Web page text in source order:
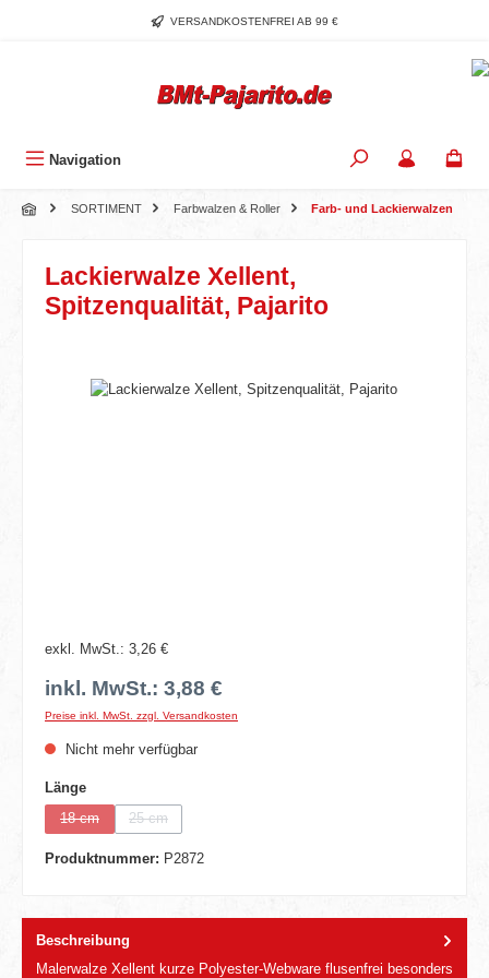
Zum Hauptinhalt springenVERSANDKOSTENFREI AB 99 €
Navigation
SORTIMENT Farbwalzen & Roller Farb- und Lackierwalzen
Lackierwalze Xellent,
Spitzenqualität, Pajarito
Bildergalerie überspringen
exkl. MwSt.: 3,26 €
inkl. MwSt.: 3,88 €
Preise inkl. MwSt. zzgl. Versandkosten
Nicht mehr verfügbar
Längeauswählen
18 cm
25 cm
Produktnummer: P2872
Beschreibung
Malerwalze Xellent kurze Polyester-Webware flusenfrei besonders